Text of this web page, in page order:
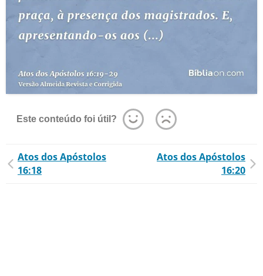
Este conteúdo foi útil?
Atos dos Apóstolos
16:18
Atos dos Apóstolos
16:20